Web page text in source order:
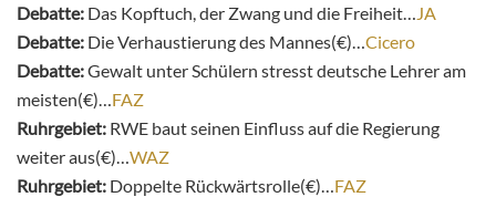
Debatte: Das Kopftuch, der Zwang und die Freiheit…
JA
Debatte: Die Verhaustierung des Mannes(€)… Cicero
Debatte:Gewalt unter Schülern stresst deutsche Lehrer am
meisten(€)… FAZ
Ruhrgebiet: RWE baut seinen Einfluss auf die Regierung
weiter aus(€)… WAZ
Ruhrgebiet: Doppelte Rückwärtsrolle(€)… FAZ